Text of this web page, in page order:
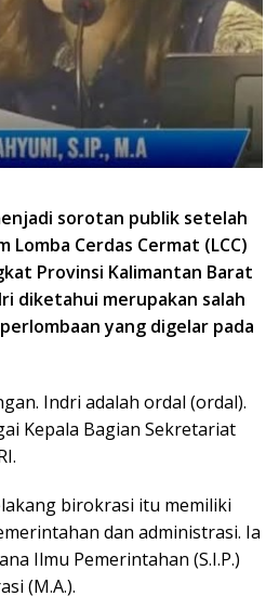
sorotan publik setelah
Lomba Cerdas Cermat (LCC)
Provinsi Kalimantan Barat
diketahui merupakan salah
yang digelar pada
Indri adalah ordal (ordal).
Kepala Bagian Sekretariat
birokrasi itu memiliki
dan administrasi. Ia
Ilmu Pemerintahan (S.I.P.)
(M.A.).